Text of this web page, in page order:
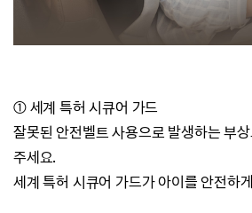
① 세계 특허 시큐어 가드
잘못된 안전벨트 사용으로 발생하는 부
주세요.
세계 특허 시큐어 가드가 아이를 안전하